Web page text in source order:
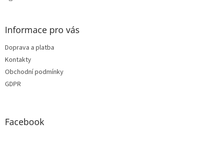
Informace pro vás
Doprava a platba
Kontakty
Obchodní podmínky
GDPR
Facebook